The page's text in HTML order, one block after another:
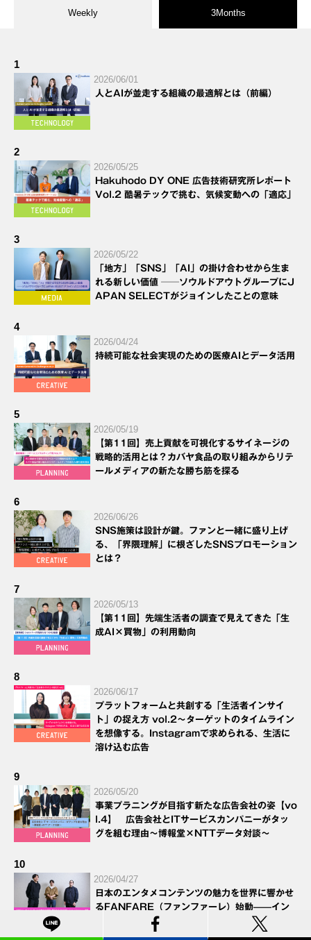
Weekly 3Months
1
2026/06/01
人とAIが並走する組織の最適解とは（前編）
2
2026/05/25
Hakuhodo DY ONE 広告技術研究所レポート
Vol.2 酷暑テックで挑む、気候変動への「適応」
3
2026/05/22
「地方」「SNS」「AI」の掛け合わせから生ま
れる新しい価値 ──ソウルドアウトグループにJ
APAN SELECTがジョインしたことの意味
4
2026/04/24
持続可能な社会実現のための医療AIとデータ活用
5
2026/05/19
【第11回】売上貢献を可視化するサイネージの
戦略的活用とは？カバヤ食品の取り組みからリテ
ールメディアの新たな勝ち筋を探る
6
2026/06/26
SNS施策は設計が鍵。ファンと一緒に盛り上げ
る、「界隈理解」に根ざしたSNSプロモーション
とは？
7
2026/05/13
【第11回】先端生活者の調査で見えてきた「生
成AI×買物」の利用動向
8
2026/06/17
プラットフォームと共創する「生活者インサイ
ト」の捉え方 vol.2～ターゲットのタイムライン
を想像する。Instagramで求められる、生活に
溶け込む広告
9
2026/05/20
事業プラニングが目指す新たな広告会社の姿【vo
l.4】 広告会社とITサービスカンパニーがタッ
グを組む理由～博報堂×NTTデータ対談～
10
2026/04/27
日本のエンタメコンテンツの魅力を世界に響かせ
るFANFARE（ファンファーレ）始動——イン
ドネシア・インド・サウジアラビアの調査が明か